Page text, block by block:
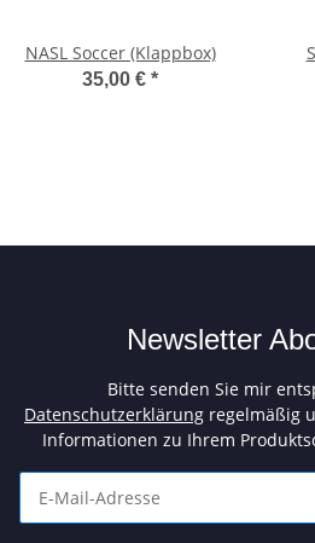
NASL Soccer (Klappbox)
35,00 € *
Newsletter
Bitte senden Sie mir
Datenschutzerklärung regelmäßig
Informationen zu Ihrem